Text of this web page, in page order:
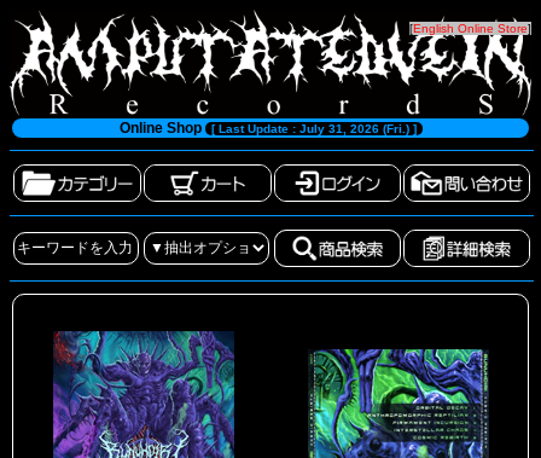
[English Online Store]
Online Shop [ Last Update : July 31, 2026 (Fri.) ]